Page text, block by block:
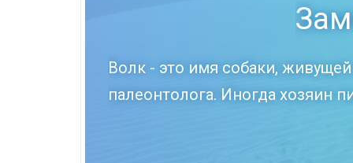
Волк - это имя собаки,
палеонтолога. Иногда хозяин